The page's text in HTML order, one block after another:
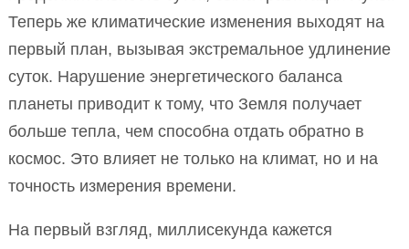
Теперь же климатические изменения выходят на
первый план, вызывая экстремальное удлинение
суток. Нарушение энергетического баланса
планеты приводит к тому, что Земля получает
больше тепла, чем способна отдать обратно в
космос. Это влияет не только на климат, но и на
точность измерения времени.
На первый взгляд, миллисекунда кажется